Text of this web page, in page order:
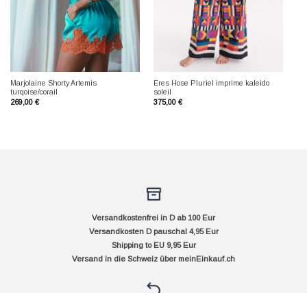
Marjolaine Shorty Artemis
turqoise/corail
269,00 €
Eres Hose Pluriel imprime kaleido
soleil
375,00 €
Versandkostenfrei in D ab 100 Eur
Versandkosten D pauschal 4,95 Eur
Shipping to EU 9,95 Eur
Versand in die Schweiz über meinEinkauf.ch